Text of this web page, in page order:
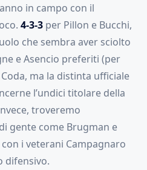
in campo con il
4-3-3 per Pillon e Bucchi,
che sembra aver sciolto
e Asencio preferiti (per
ma la distinta ufficiale
l’undici titolare della
troveremo
gente come Brugman e
i veterani Campagnaro
difensivo.